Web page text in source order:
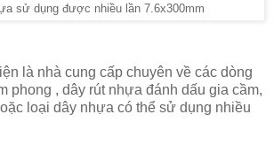
sử dụng được nhiều lần 7.6x300mm
là nhà cung cấp chuyên về các dòng
phong , dây rút nhựa đánh dấu gia cầm,
loại dây nhựa có thể sử dụng nhiều